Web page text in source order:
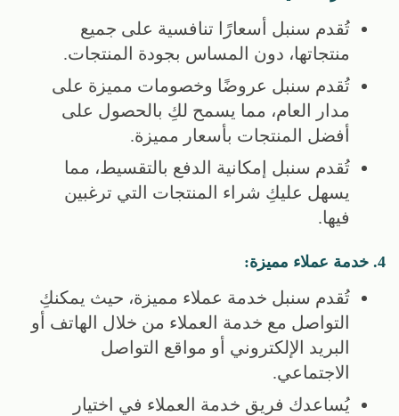
تُقدم سنبل أسعارًا تنافسية على جميع
منتجاتها، دون المساس بجودة المنتجات.
تُقدم سنبل عروضًا وخصومات مميزة على
مدار العام، مما يسمح لكِ بالحصول على
أفضل المنتجات بأسعار مميزة.
تُقدم سنبل إمكانية الدفع بالتقسيط، مما
يسهل عليكِ شراء المنتجات التي ترغبين
فيها.
4. خدمة عملاء مميزة:
تُقدم سنبل خدمة عملاء مميزة، حيث يمكنكِ
التواصل مع خدمة العملاء من خلال الهاتف أو
البريد الإلكتروني أو مواقع التواصل
الاجتماعي.
يُساعدك فريق خدمة العملاء في اختيار